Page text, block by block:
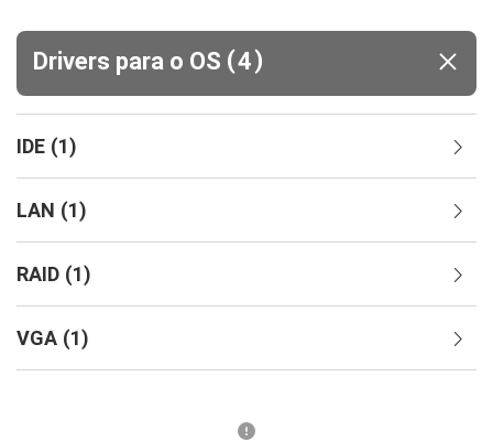
Drivers para o OS (4)
IDE (1)
LAN (1)
RAID (1)
VGA (1)